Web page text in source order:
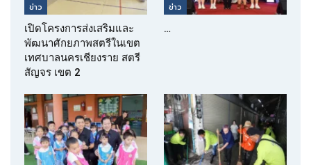
ข่าว
เปิดโครงการส่งเสริมและ
พัฒนาศักยภาพสตรีในเขต
เทศบาลนครเชียงราย สตรี
สัญจร เขต 2
ข่าว
…